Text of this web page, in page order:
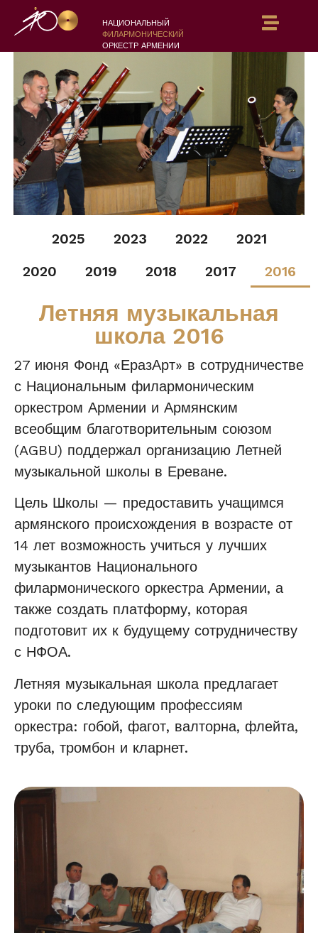
НАЦИОНАЛЬНЫЙ
ФИЛАРМОНИЧЕСКИЙ
ОРКЕСТР АРМЕНИИ
2025 2023 2022
2021
2020
2019 2018 2017 2016
Летняя музыкальная
школа 2016
27 июня Фонд «ЕразАрт» в сотрудничестве
с Национальным филармоническим
оркестром Армении и Армянским
всеобщим благотворительным союзом
(AGBU) поддержал организацию Летней
музыкальной школы в Ереване.
Цель Школы — предоставить учащимся
армянского происхождения в возрасте от
14 лет возможность учиться у лучших
музыкантов Национального
филармонического оркестра Армении, а
также создать платформу, которая
подготовит их к будущему сотрудничеству
с НФОА.
Летняя музыкальная школа предлагает
уроки по следующим профессиям
оркестра: гобой, фагот, валторна, флейта,
труба, тромбон и кларнет.